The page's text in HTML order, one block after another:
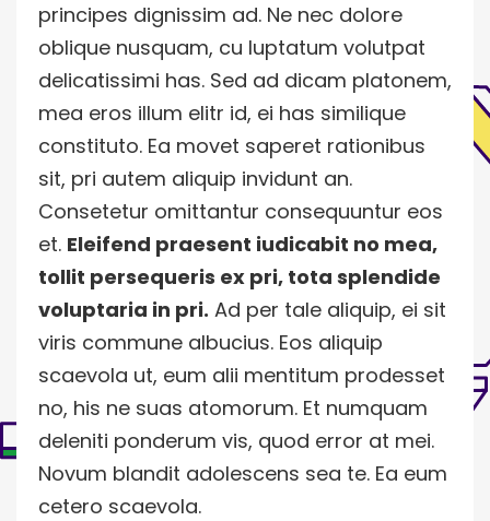
principes dignissim ad. Ne nec dolore
oblique nusquam, cu luptatum volutpat
delicatissimi has. Sed ad dicam platonem,
mea eros illum elitr id, ei has similique
constituto. Ea movet saperet rationibus
sit, pri autem aliquip invidunt an.
Consetetur omittantur consequuntur eos
et. Eleifend praesent iudicabit no mea,
tollit persequeris ex pri, tota splendide
voluptaria in pri. Ad per tale aliquip, ei sit
viris commune albucius. Eos aliquip
scaevola ut, eum alii mentitum prodesset
no, his ne suas atomorum. Et numquam
deleniti ponderum vis, quod error at mei.
Novum blandit adolescens sea te. Ea eum
cetero scaevola.